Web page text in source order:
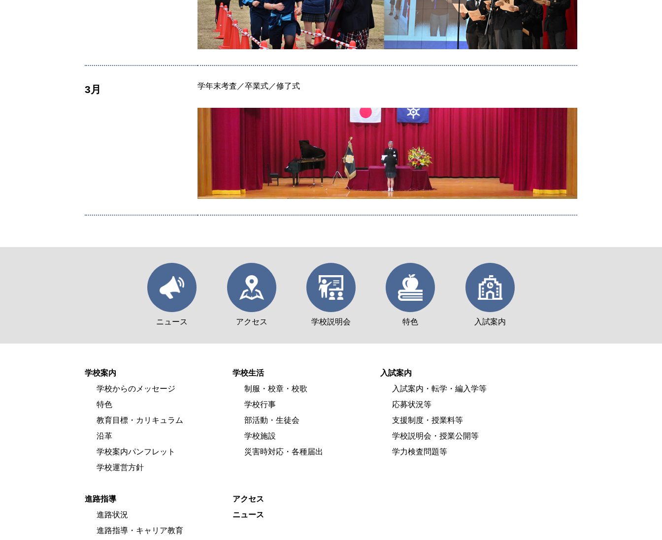
3月 学年末考査／卒業式／修了式
ニュース アクセス 学校説明会 特色 入試案内
学校案内
学校からのメッセージ
特色
教育目標・カリキュラム
沿革
学校案内パンフレット
学校運営方針
学校生活
制服・校章・校歌
学校行事
部活動・生徒会
学校施設
災害時対応・各種届出
入試案内
入試案内・転学・編入学等
応募状況等
支援制度・授業料等
学校説明会・授業公開等
学力検査問題等
進路指導
進路状況
進路指導・キャリア教育
アクセス
ニュース